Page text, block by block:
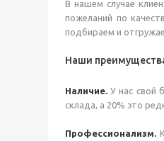
В нашем случае
пожеланий по
подбираем и
Наши
Наличие. У нас свой
склада, а 20% это
Профессионализм.